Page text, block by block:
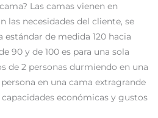
Las camas vienen en
las necesidades del cliente, se
de medida 120 hacia
90 y de 100 es para una sola
de 2 personas durmiendo en una
en una cama extragrande
económicas y gustos